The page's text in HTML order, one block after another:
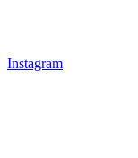
Instagram